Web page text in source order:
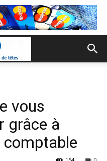
vous
grâce à
comptable